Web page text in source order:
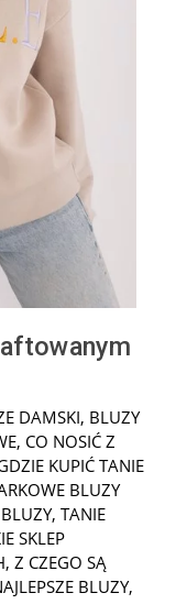
DAMSKI, BLUZY
, CO NOSIĆ Z
KUPIĆ TANIE
BLUZY
BLUZY, TANIE
SKLEP
, Z CZEGO SĄ
BLUZY,